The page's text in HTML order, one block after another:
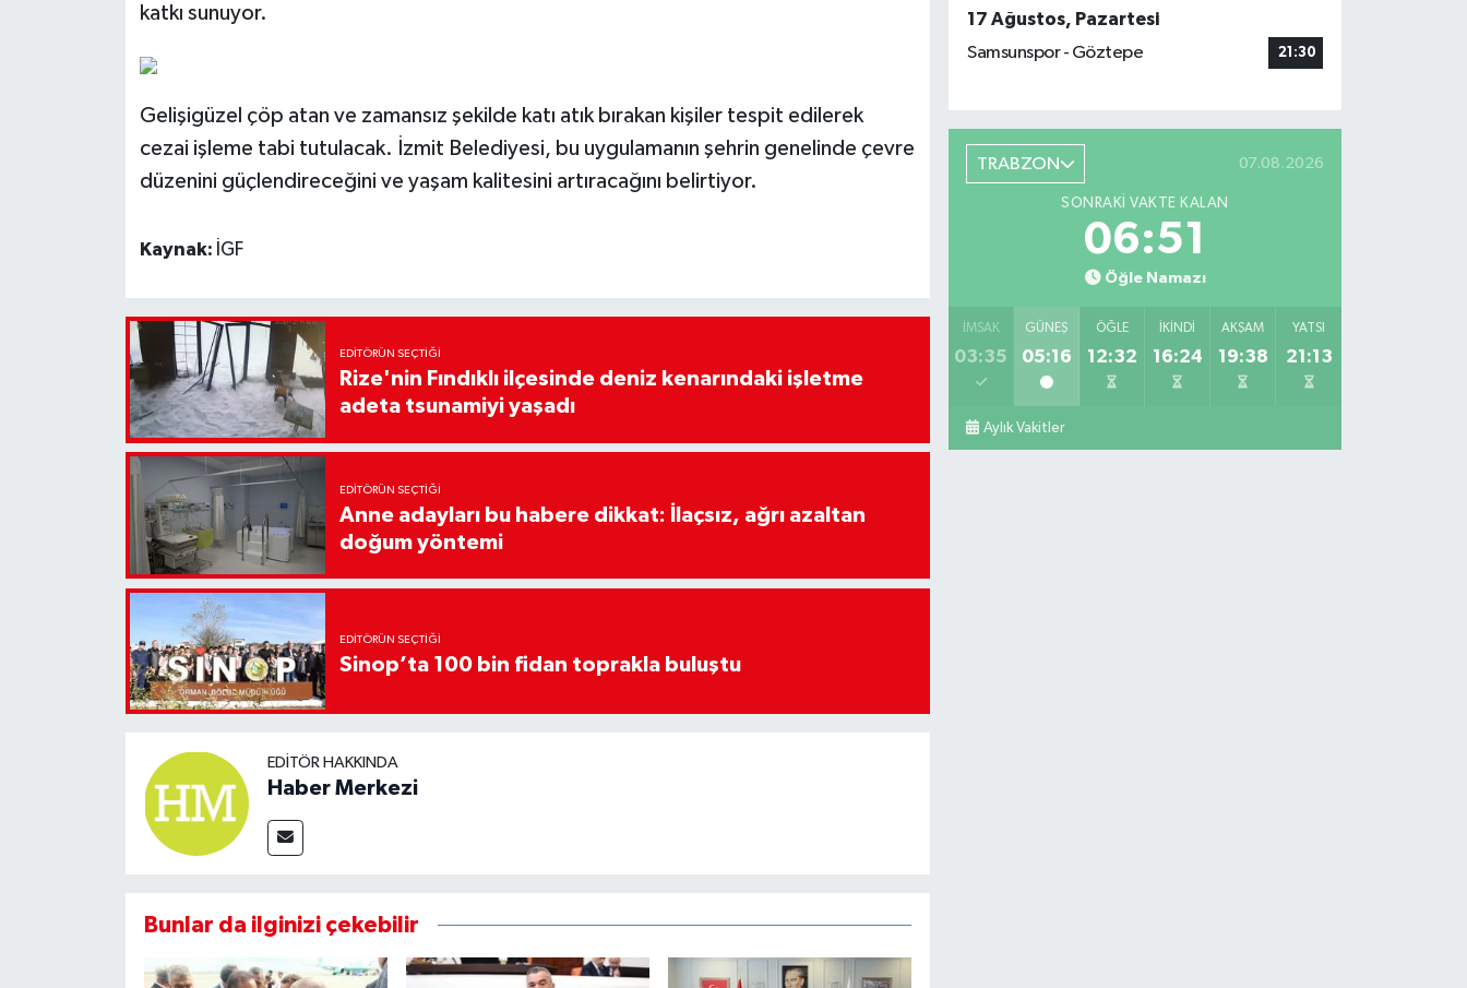
katkı sunuyor.
Gelişigüzel çöp atan ve zamansız şekilde katı atık bırakan kişiler tespit edilerek
cezai işleme tabi tutulacak. İzmit Belediyesi, bu uygulamanın şehrin genelinde çevre
düzenini güçlendireceğini ve yaşam kalitesini artıracağını belirtiyor.
Kaynak: İGF
EDITÖRÜN SEÇTIĞI
Rize'nin Fındıklı ilçesinde deniz kenarındaki işletme
adeta tsunamiyi yaşadı
EDITÖRÜN SEÇTIĞI
Anne adayları bu habere dikkat: İlaçsız, ağrı azaltan
doğum yöntemi
EDITÖRÜN SEÇTIĞI
Sinop’ta 100 bin fidan toprakla buluştu
EDITÖR HAKKINDA
Haber Merkezi
Bunlar da ilginizi çekebilir
17 Ağustos, Pazartesi
Samsunspor - Göztepe
21:30
TRABZON 07.08.2026
SONRAKI VAKTE KALAN
06:50
Öğle Namazı
İMSAK
03:35
GÜNEŞ
05:16
ÖĞLE
12:32
İKINDI
16:24
AKŞAM
19:38
YATSI
21:13
Aylık Vakitler